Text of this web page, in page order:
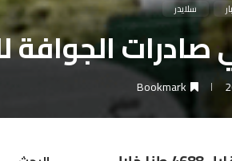
سلايدر
Bookmark